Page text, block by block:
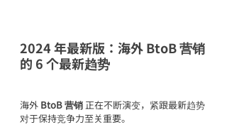
2024 年最新版：海外 BtoB 营销
的 6 个最新趋势
海外 BtoB 营销 正在不断演变，紧跟最新趋势
对于保持竞争力至关重要。